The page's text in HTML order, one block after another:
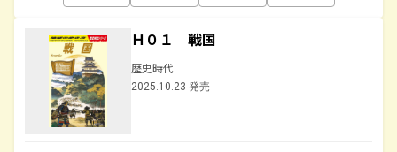
Ｈ０１ 戦国
歴史時代
2025.10.23 発売